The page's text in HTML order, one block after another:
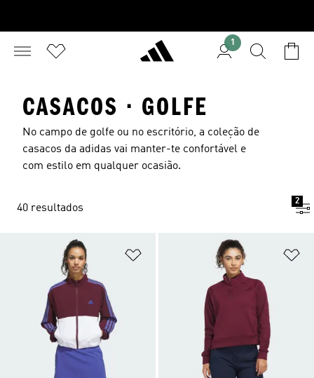
1
CASACOS · GOLFE
No campo de golfe ou no escritório, a coleção de
casacos da adidas vai manter-te confortável e
com estilo em qualquer ocasião.
40 resultados
2
Adicionar à Lista de Desejos